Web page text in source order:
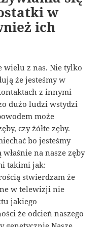
w
ich
wielu z nas. Nie tylko
że jesteśmy w
z innymi
dużo ludzi wstydzi
może
czy żółte zęby.
bo jesteśmy
na nasze zęby
takimi jak:
stwierdzam że
w telewizji nie
jakiego
że odcień naszego